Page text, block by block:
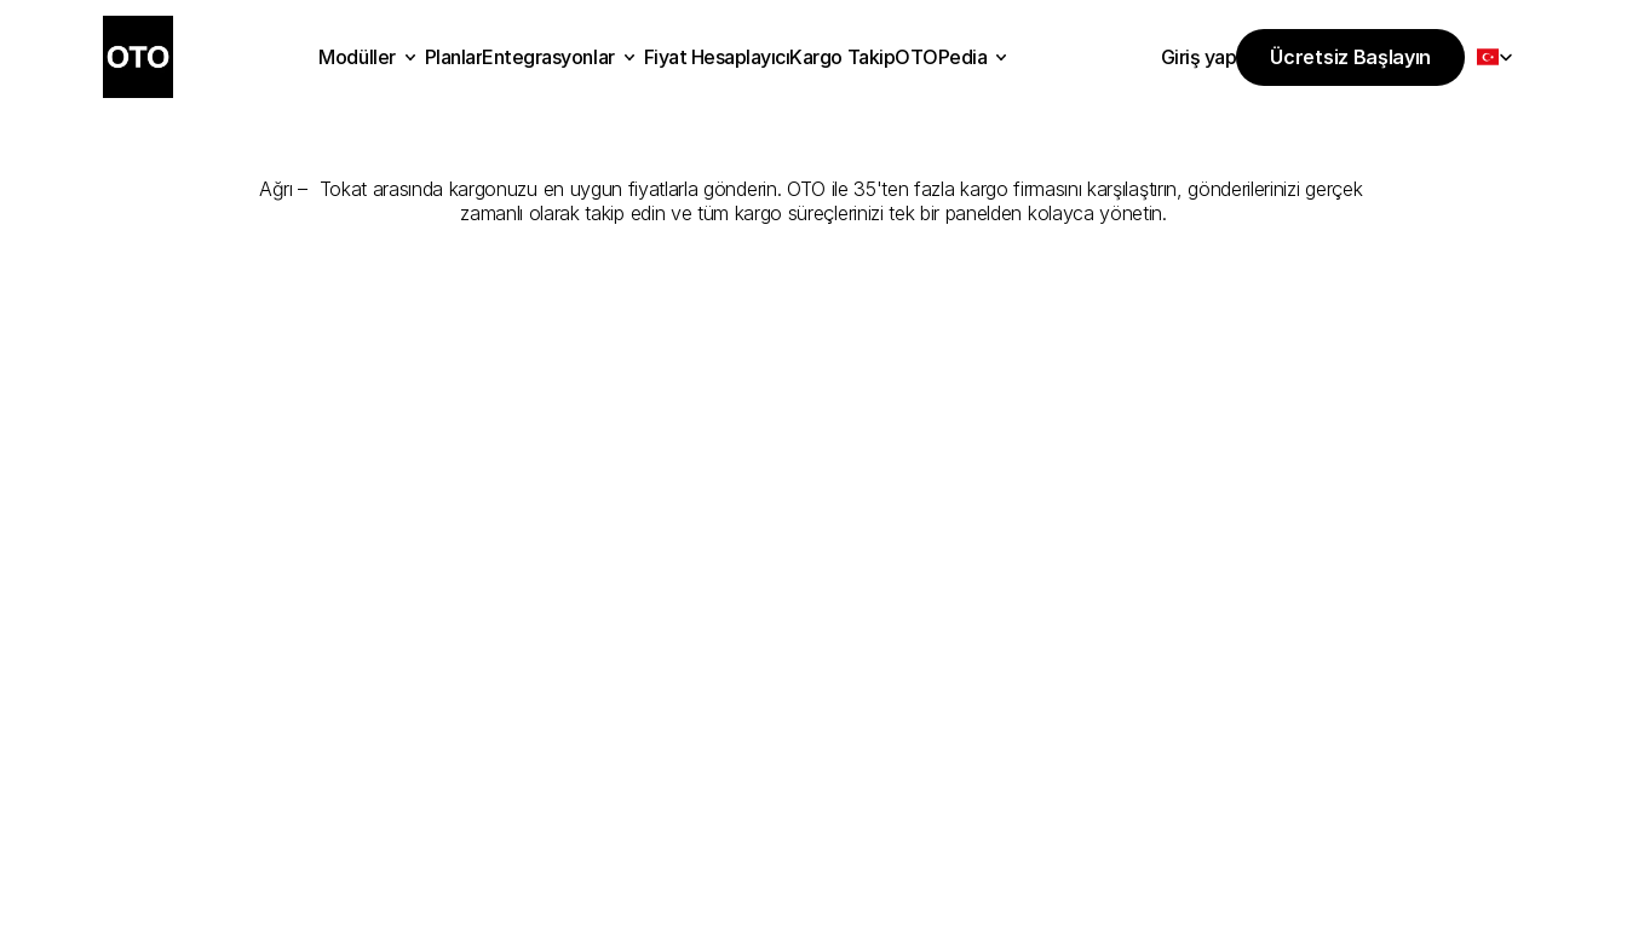
Enİyi
Ağrı –  Tokat arasında kargonuzu en uygun fiyatlarla gönderin. OTO ile 35'ten fazla kargo firmasını karşılaştırın, gönderilerinizi gerçek
zamanlı olarak takip edin ve tüm kargo süreçlerinizi tek bir panelden kolayca yönetin.
Modüller
PlanlarEntegrasyonlar
Fiyat HesaplayıcıKargo TakipOTOPedia
Giriş yap
Ücretsiz Başlayın
Ücretsiz Başlayın